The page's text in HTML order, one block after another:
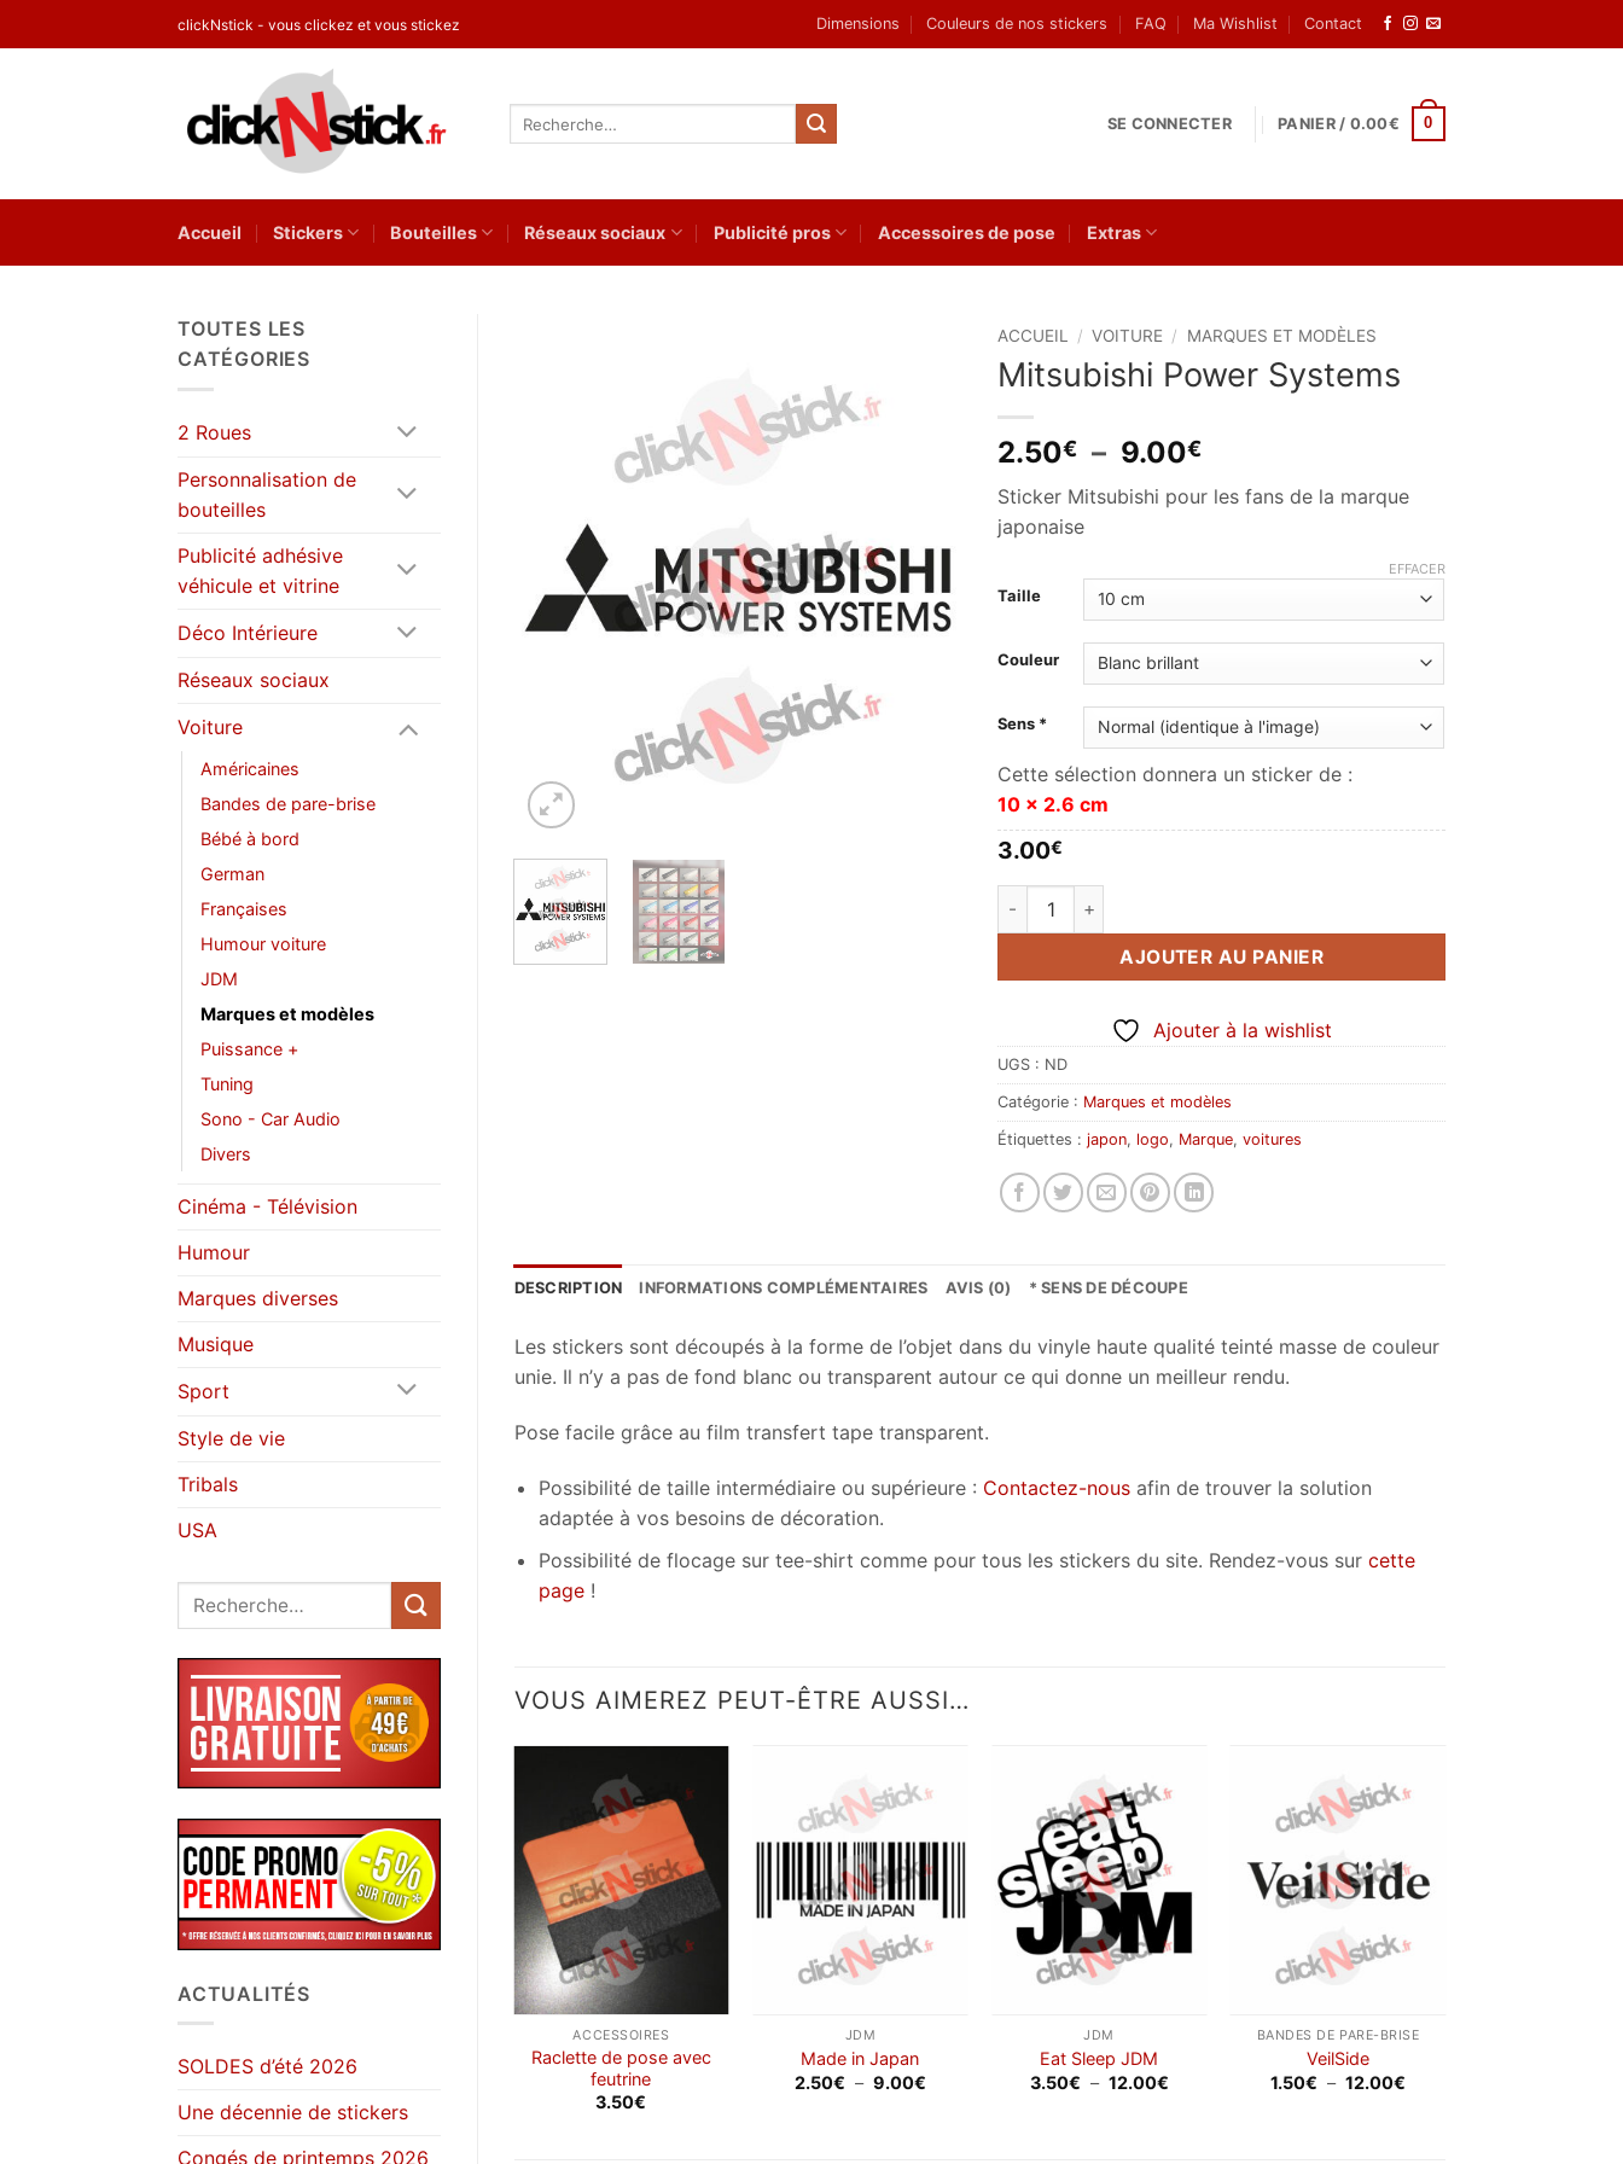
au
clickNstick - vous clickez et vous stickez Dimensions Couleurs de nos stickers FAQ Ma Wishlist Contact
SE CONNECTER PANIER / 0.00€ 0
Accueil Stickers Bouteilles Réseaux sociaux Publicité pros Accessoires de pose Extras
TOUTES LES
CATÉGORIES
2 Roues
Personnalisation de
bouteilles
Publicité adhésive
véhicule et vitrine
Déco Intérieure
Réseaux sociaux
Voiture
Américaines
Bandes de pare-brise
Bébé à bord
German
Françaises
Humour voiture
JDM
Marques et modèles
Puissance +
Tuning
Sono - Car Audio
Divers
Cinéma - Télévision
Humour
Marques diverses
Musique
Sport
Style de vie
Tribals
USA
Recherche
ACTUALITÉS
SOLDES d’été 2026
Une décennie de stickers
Congés de printemps 2026
ACCUEIL / VOITURE / MARQUES ET MODÈLES
Mitsubishi Power Systems
2.50€ – 9.00€Plage
prix :
Sticker Mitsubishi pour les fans de la marque
japonaise
Taille
Couleur
Sens *
EFFACER
Cette sélection donnera un sticker de :
10 x 2.6 cm
3.00€
quantité de Mitsubishi Power Systems
AJOUTER AU PANIER
Ajouter à la wishlist
UGS : ND
Catégorie : Marques et modèles
Étiquettes :japon, logo, Marque,voitures
DESCRIPTION INFORMATIONS COMPLÉMENTAIRES AVIS (0) * SENS DE DÉCOUPE
Les stickers sont découpés à la forme de l’objet dans du vinyle haute qualité teinté masse de couleur
unie. Il n’y a pas de fond blanc ou transparent autour ce qui donne un meilleur rendu.
Pose facile grâce au film transfert tape transparent.
Possibilité de taille intermédiaire ou supérieure : Contactez-nous afin de trouver la solution
adaptée à vos besoins de décoration.
Possibilité de flocage sur tee-shirt comme pour tous les stickers du site. Rendez-vous surcette
page !
VOUS AIMEREZ PEUT-ÊTRE AUSSI…
Ajouter
à la
wishlist
ACCESSOIRES
Raclette de pose avec
feutrine
3.50€
wishlist
JDM
Made in Japan
2.50€ – 9.00€Plage
à la
wishlist
JDM
Eat Sleep JDM
3.50€ – 12.00€Plage
BANDES DE PARE-BRISE
VeilSide
1.50€ – 12.00€